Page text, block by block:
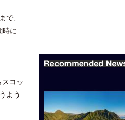
、
時に
コッ
よう